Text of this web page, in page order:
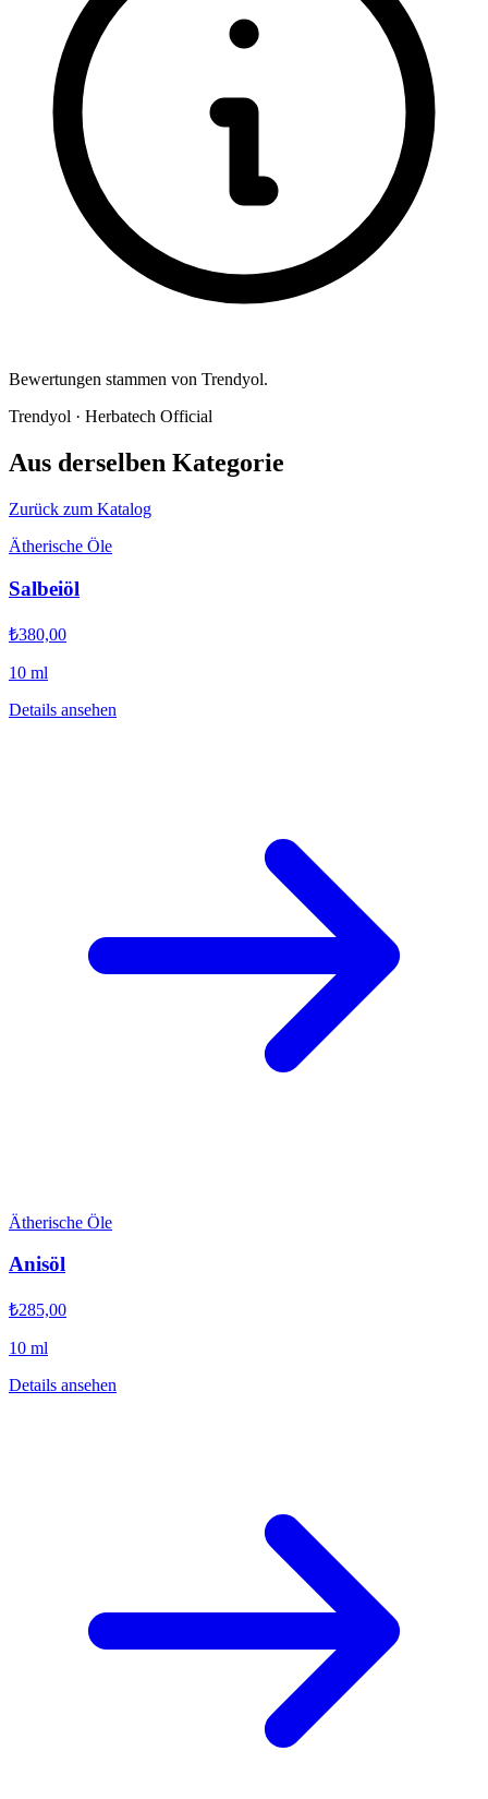
Bewertungen stammen von Trendyol.
Trendyol · Herbatech Official
Aus derselben Kategorie
Zurück zum Katalog
Ätherische Öle
Salbeiöl
₺380,00
10 ml
Details ansehen
Ätherische Öle
Anisöl
₺285,00
10 ml
Details ansehen